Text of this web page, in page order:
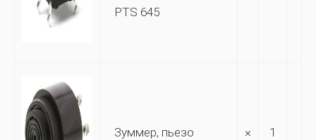
PTS 645
Зуммер, пьезо × 1